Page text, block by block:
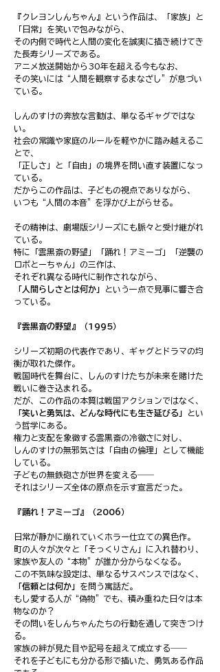
『クレヨンしんちゃん』という作品は、「家族」と
「日常」を笑いで包みながら、
その内側で時代と人間の変化を誠実に描き続けてき
た長寿シリーズである。
アニメ放送開始から30年を超える今もなお、
その笑いには“人間を観察するまなざし”が息づい
ている。
しんのすけの奔放な言動は、単なるギャグではな
い。
社会の常識や家庭のルールを軽やかに踏み越えるこ
とで、
「正しさ」と「自由」の境界を問い直す装置になっ
ている。
だからこの作品は、子どもの視点でありながら、
いつも“人間の本音”を浮かび上がらせる。
その精神は、劇場版シリーズにも脈々と受け継がれ
ている。
特に「雲黒斎の野望」「踊れ！アミーゴ」「逆襲の
ロボとーちゃん」の三作は、
それぞれ異なる時代に制作されながら、
「人間らしさとは何か」
という一点で見事に響き合
っている。
『雲黒斎の野望』（1995）
シリーズ初期の代表作であり、ギャグとドラマの均
衡が取れた傑作。
戦国時代を舞台に、しんのすけたちが未来を賭けた
戦いに巻き込まれる。
だが、この作品の本質は戦国アクションではなく、
「笑いと勇気は、どんな時代にも生き延びる」
とい
う哲学にある。
権力と支配を象徴する雲黒斎の冷徹さに対し、
しんのすけの無邪気さは「自由の倫理」として機能
している。
子どもの無鉄砲さが世界を変える――
それはシリーズ全体の原点を示す宣言だった。
『踊れ！アミーゴ』（2006）
日常が静かに崩れていくホラー仕立ての異色作。
町の人々が次々と「そっくりさん」に入れ替わり、
家族や友人の“本物”が誰か分からなくなる。
この不気味な設定は、単なるサスペンスではなく、
「信頼とは何か」 を問う寓話だ。
もし愛する人が“偽物”でも、積み重ねた日々は本
物なのか？
その問いをしんちゃんたちの行動を通して突きつけ
る。
家族の絆が見た目や記号を超えて成立する――
それを子どもにも分かる形で描いた、勇気ある作品